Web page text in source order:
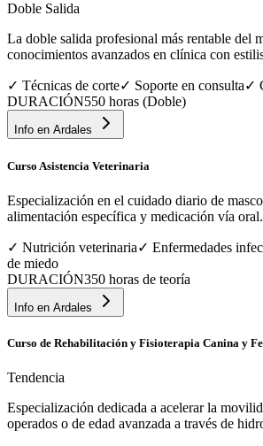
Doble Salida
La doble salida profesional más rentable del
conocimientos avanzados en clínica con
✓ Técnicas de corte✓ Soporte en consulta✓
DURACIÓN550 horas (Doble)
Info en Ardales
Curso Asistencia Veterinaria
Especialización en el cuidado diario de
alimentación específica y medicación vía oral.
✓ Nutrición veterinaria✓ Enfermedades
de miedo
DURACIÓN350 horas de teoría
Info en Ardales
Curso de Rehabilitación y Fisioterapia Canina y
Tendencia
Especialización dedicada a acelerar la
operados o de edad avanzada a través de